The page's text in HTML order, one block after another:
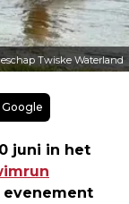
Twiske Waterland
juni in het
evenement